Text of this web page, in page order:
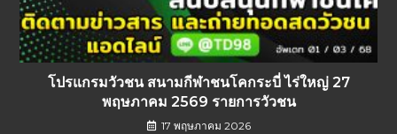
โปรแกรมวัวชน สนามกีฬาชนโคกระบี่ ไร่ใหญ่ 27
พฤษภาคม 2569 รายการวัวชน
17 พฤษภาคม 2026